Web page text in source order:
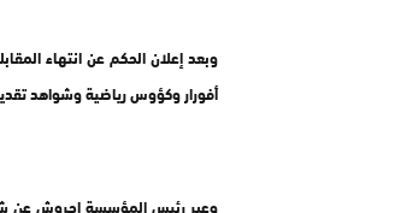
وبعد إعلان الحكم عن انتهاء
أفورار وكؤوس رياضية وشواهد
وعبر رئيس المؤسسة احروش عن